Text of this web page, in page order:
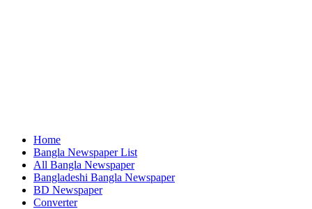
Home
Bangla Newspaper List
All Bangla Newspaper
Bangladeshi Bangla Newspaper
BD Newspaper
Converter